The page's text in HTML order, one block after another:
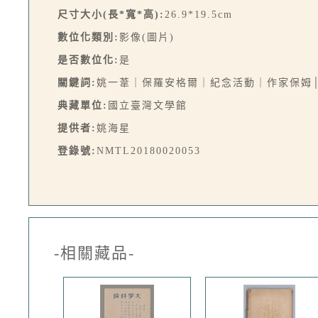
尺寸大小(長*寬*高): 26.9*19.5cm
數位化類別: 影像(圖片)
是否數位化: 是
關鍵詞: 姚一葦｜保羅安格爾｜紀念活動｜作家保姆
典藏單位: 國立臺灣文學館
提供者: 姚海星
登錄號: NMTL20180020053
-相關藏品-